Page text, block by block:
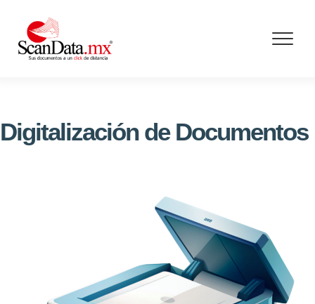
content
Digitalización de Documentos